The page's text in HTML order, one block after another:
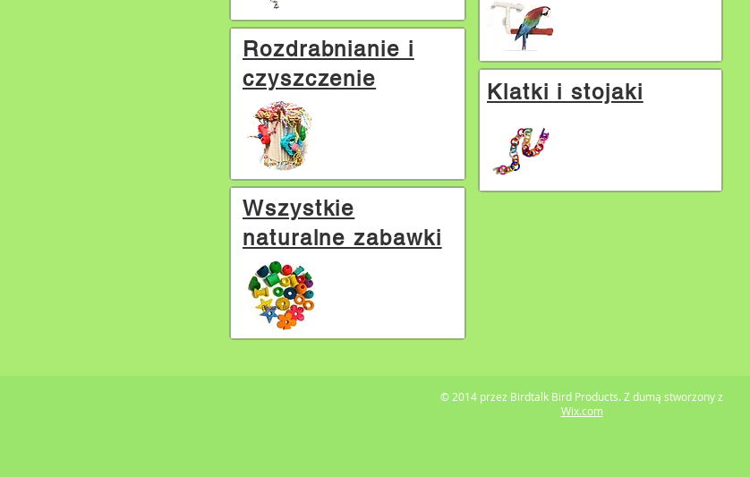
Rozdrabnianie i
czyszczenie
Wszystkie
naturalne zabawki
Klatki i stojaki
© 2014 przez Birdtalk Bird Products. Z dumą stworzony z
Wix.com